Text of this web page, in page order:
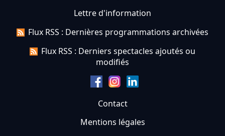
Lettre d'information
Flux RSS : Dernières programmations archivées
Flux RSS : Derniers spectacles ajoutés ou
modifiés
Contact
Mentions légales